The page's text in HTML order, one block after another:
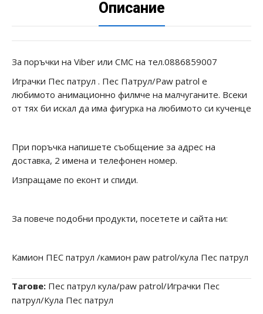
Описание
За поръчки на Viber или СМС на тел.0886859007
Играчки Пес патрул . Пес Патрул/Paw patrol е
любимото анимационно филмче на малчуганите. Всеки
от тях би искал да има фигурка на любимото си кученце
При поръчка напишете съобщение за адрес на
доставка, 2 имена и телефонен номер.
Изпращаме по еконт и спиди.
За повече подобни продукти, посетете и сайта ни:
Камион ПЕС патрул /камион pаw patrol/кула Пес патрул
Тагове: Пес патрул кула/paw patrol/Играчки Пес
патрул/Кула Пес патрул